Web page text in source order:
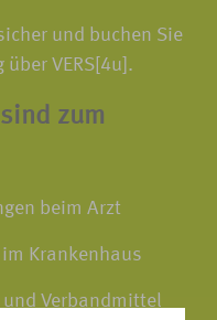
und buchen Sie
über VERS[4u].
zum
beim Arzt
Krankenhaus
Verbandmittel